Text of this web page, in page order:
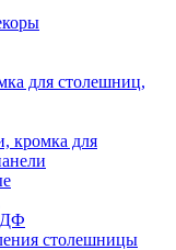
для столешниц,
кромка для
столешницы